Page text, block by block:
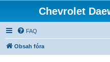
Chevrolet
FAQ
Obsah fóra